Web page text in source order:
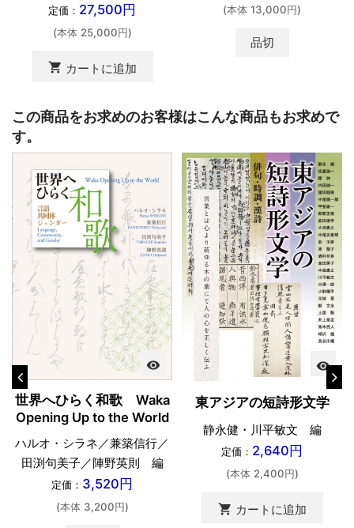
定価： 27,500円
(本体 25,000円)
shopping_cart カートに追加
(本体 13,000円)
品切
この商品をお求めのお客様はこんな商品もお求めで
す。
visibility
世界へひらく和歌 Waka
Opening Up to the World
ハルオ・シラネ／兼築信行／
田渕句美子／陣野英則 編
定価： 3,520円
(本体 3,200円)
visibility
東アジアの短詩形文学
静永健・川平敏文 編
定価： 2,640円
(本体 2,400円)
shopping_cart カートに追加